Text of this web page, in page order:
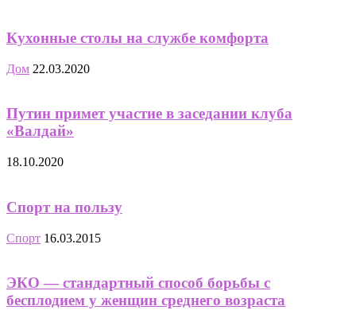
Кухонные столы на службе комфорта
Дом 22.03.2020
Путин примет участие в заседании клуба
«Валдай»
18.10.2020
Спорт на пользу
Спорт 16.03.2015
ЭКО — стандартный способ борьбы с
бесплодием у женщин среднего возраста